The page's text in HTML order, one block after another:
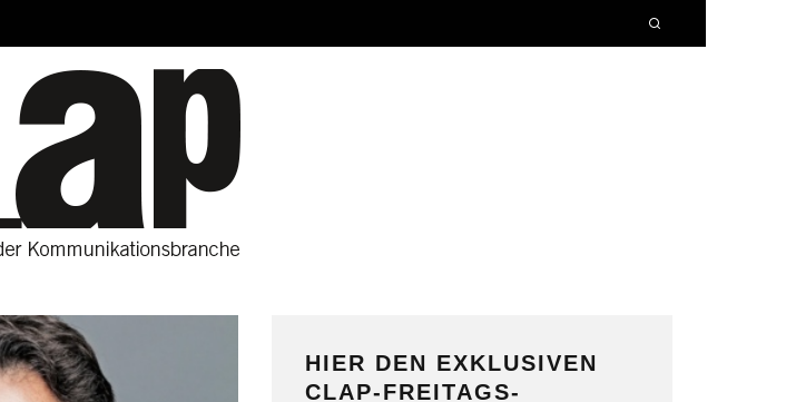
HIER DEN EXKLUSIVEN
CLAP-FREITAGS-